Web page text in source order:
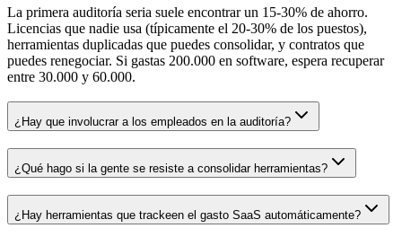
La primera auditoría seria suele encontrar un 15-30% de ahorro.
Licencias que nadie usa (típicamente el 20-30% de los puestos),
herramientas duplicadas que puedes consolidar, y contratos que
puedes renegociar. Si gastas 200.000 en software, espera recuperar
entre 30.000 y 60.000.
¿Hay que involucrar a los empleados en la auditoría?
¿Qué hago si la gente se resiste a consolidar herramientas?
¿Hay herramientas que trackeen el gasto SaaS automáticamente?